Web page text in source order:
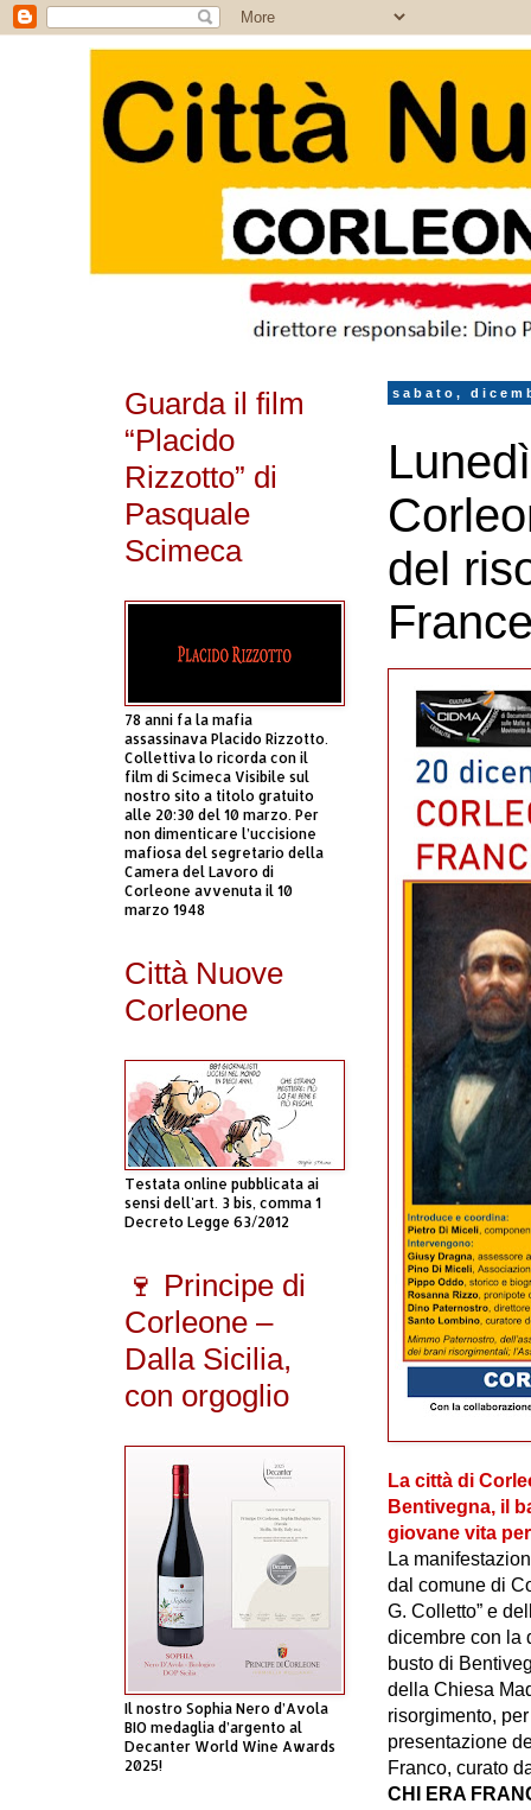
sabato,
del
La città di
Bentivegna, il
giovane vita
La
dal comune di
G. Colletto” e
dicembre con la
busto di
della Chiesa
risorgimento,
presentazione
Franco, curato
CHI ERA
Guarda il film
“Placido
Rizzotto” di
Pasquale
Scimeca
78 anni fa la mafia
assassinava Placido Rizzotto.
Collettiva lo ricorda con il
film di Scimeca Visibile sul
nostro sito a titolo gratuito
alle 20:30 del 10 marzo. Per
non dimenticare l’uccisione
mafiosa del segretario della
Camera del Lavoro di
Corleone avvenuta il 10
marzo 1948
Città Nuove
Corleone
Testata online pubblicata ai
sensi dell'art. 3 bis, comma 1
Decreto Legge 63/2012
🍷 Principe di
Corleone –
Dalla Sicilia,
con orgoglio
Il nostro Sophia Nero d’Avola
BIO medaglia d’argento al
Decanter World Wine Awards
2025!